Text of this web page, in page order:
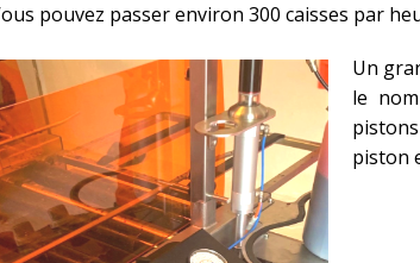
pouvez passer environ 300 caisses par
Un
le
piston